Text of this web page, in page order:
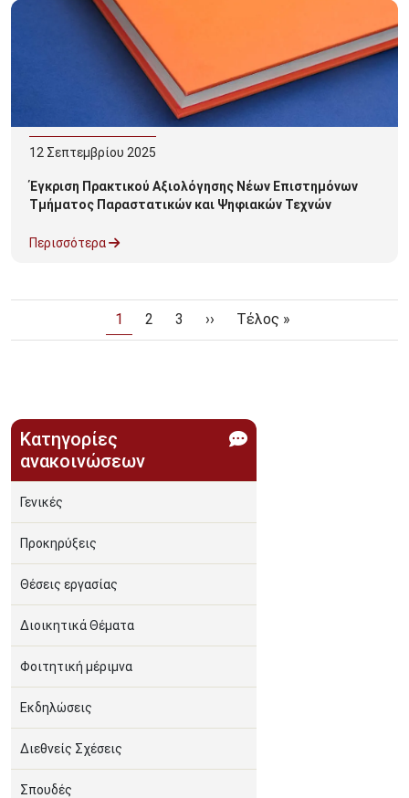
12 Σεπτεμβρίου 2025
Έγκριση Πρακτικού Αξιολόγησης Νέων Επιστημόνων
Τμήματος Παραστατικών και Ψηφιακών Τεχνών
Περισσότερα
Τρέχουσα σελίδα
1 Page
2 Page
3 Next page
›› Last page
Τέλος »
Κατηγορίες
ανακοινώσεων
Γενικές
Προκηρύξεις
Θέσεις εργασίας
Διοικητικά Θέματα
Φοιτητική μέριμνα
Εκδηλώσεις
Διεθνείς Σχέσεις
Σπουδές